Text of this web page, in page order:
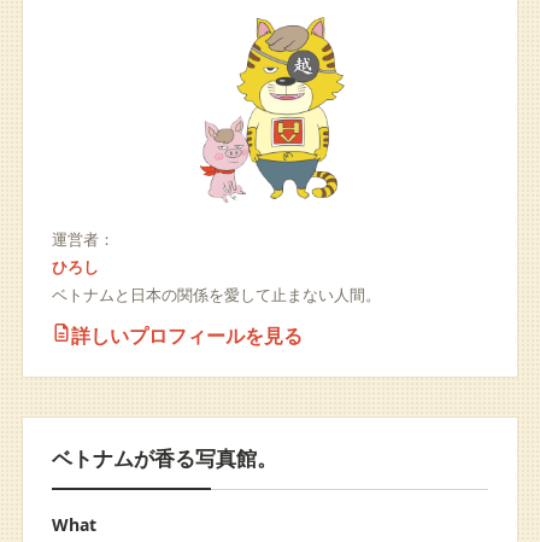
運営者：
ひろし
ベトナムと日本の関係を愛して止まない人間。
詳しいプロフィールを見る
ベトナムが香る写真館。
What